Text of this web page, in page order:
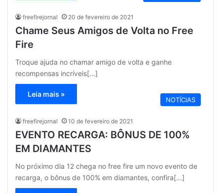
freefirejornal 20 de fevereiro de 2021
Chame Seus Amigos de Volta no Free
Fire
Troque ajuda no chamar amigo de volta e ganhe
recompensas incríveis[...]
Leia mais »
NOTÍCIAS
freefirejornal 10 de fevereiro de 2021
EVENTO RECARGA: BÔNUS DE 100%
EM DIAMANTES
No próximo dia 12 chega no free fire um novo evento de
recarga, o bônus de 100% em diamantes, confira[...]